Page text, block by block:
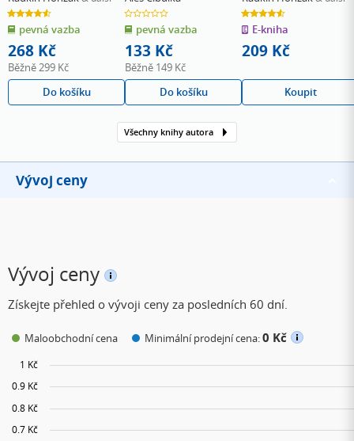
4.6
z
5
hvězdiček
pevná vazba
268 Kč
Běžně299 Kč
Do košíku
0.0
z
5
hvězdiček
pevná vazba
133 Kč
Běžně 149 Kč
Do košíku
4.6
z
5
hvězdiček
E-kniha
209 Kč
Koupit
Všechny knihy autora
Vývoj ceny
Vývoj ceny
Získejte přehled o vývoji ceny za posledních 60 dní.
Maloobchodní cena Minimální prodejní cena:0 Kč